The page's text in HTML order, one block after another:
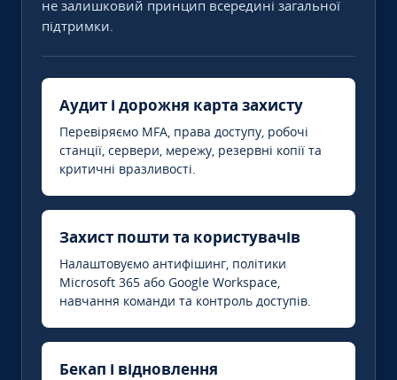
не залишковий принцип всередині загальної
підтримки.
Аудит і дорожня карта захисту
Перевіряємо MFA, права доступу, робочі
станції, сервери, мережу, резервні копії та
критичні вразливості.
Захист пошти та користувачів
Налаштовуємо антифішинг, політики
Microsoft 365 або Google Workspace,
навчання команди та контроль доступів.
Бекап і відновлення